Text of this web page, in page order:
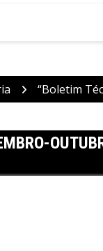
“Boletim